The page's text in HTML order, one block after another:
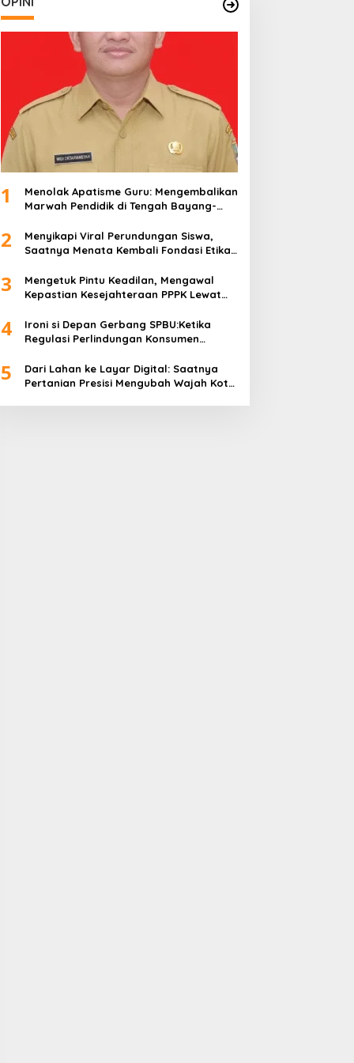
1
Menolak Apatisme Guru: Mengembalikan
Marwah Pendidik di Tengah Bayang-
2
Menyikapi Viral Perundungan Siswa,
Saatnya Menata Kembali Fondasi Etika
3
Mengetuk Pintu Keadilan, Mengawal
Kepastian Kesejahteraan PPPK Lewat
4
Ironi si Depan Gerbang SPBU:Ketika
Regulasi Perlindungan Konsumen
5
Dari Lahan ke Layar Digital: Saatnya
Pertanian Presisi Mengubah Wajah Kota